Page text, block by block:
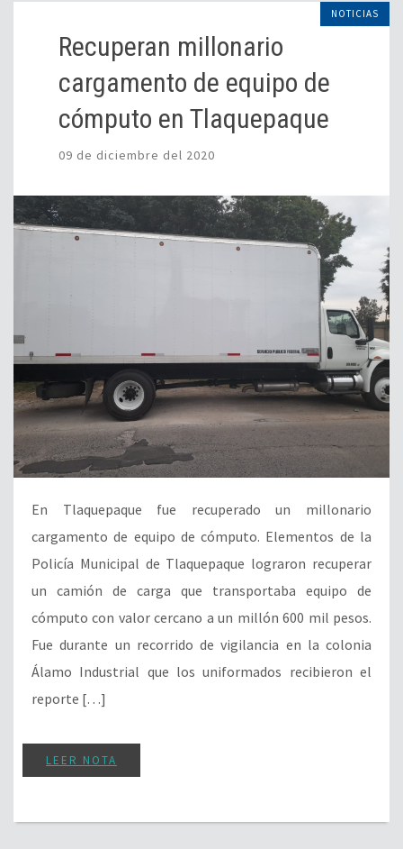
NOTICIAS
Recuperan millonario
cargamento de equipo de
cómputo en Tlaquepaque
09 de diciembre del 2020
En Tlaquepaque fue recuperado un millonario
cargamento de equipo de cómputo. Elementos de la
Policía Municipal de Tlaquepaque lograron recuperar
un camión de carga que transportaba equipo de
cómputo con valor cercano a un millón 600 mil pesos.
Fue durante un recorrido de vigilancia en la colonia
Álamo Industrial que los uniformados recibieron el
reporte […]
LEER NOTA